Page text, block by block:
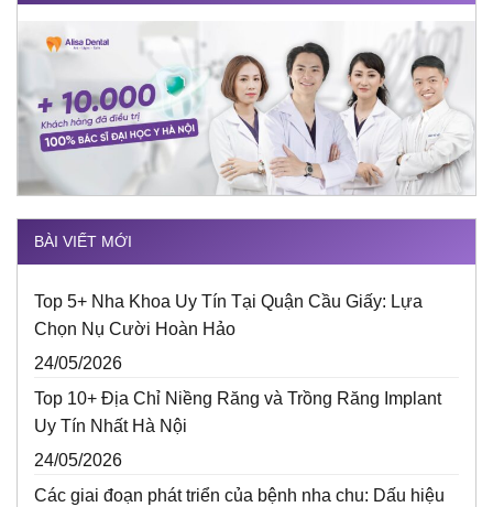
BÀI VIẾT MỚI
Top 5+ Nha Khoa Uy Tín Tại Quận Cầu Giấy: Lựa
Chọn Nụ Cười Hoàn Hảo
24/05/2026
Top 10+ Địa Chỉ Niềng Răng và Trồng Răng Implant
Uy Tín Nhất Hà Nội
24/05/2026
Các giai đoạn phát triển của bệnh nha chu: Dấu hiệu